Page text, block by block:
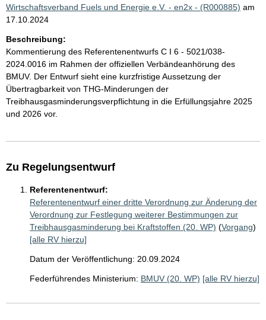
Wirtschaftsverband Fuels und Energie e.V. - en2x - (R000885) am
17.10.2024
Beschreibung:
Kommentierung des Referentenentwurfs C I 6 - 5021/038-
2024.0016 im Rahmen der offiziellen Verbändeanhörung des
BMUV. Der Entwurf sieht eine kurzfristige Aussetzung der
Übertragbarkeit von THG-Minderungen der
Treibhausgasminderungsverpflichtung in die Erfüllungsjahre 2025
und 2026 vor.
Zu Regelungsentwurf
Referentenentwurf:
Referentenentwurf einer dritte Verordnung zur Änderung der
Verordnung zur Festlegung weiterer Bestimmungen zur
Treibhausgasminderung bei Kraftstoffen (20. WP) (Vorgang)
[alle RV hierzu]
Datum der Veröffentlichung: 20.09.2024
Federführendes Ministerium: BMUV (20. WP) [alle RV hierzu]